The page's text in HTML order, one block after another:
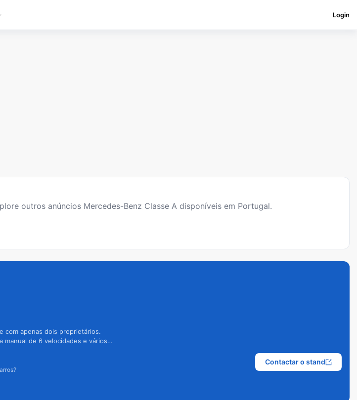
Login
outros anúncios Mercedes-Benz Classe A disponíveis em Portugal.
com apenas dois proprietários.
manual de 6 velocidades e vários
Contactar o stand